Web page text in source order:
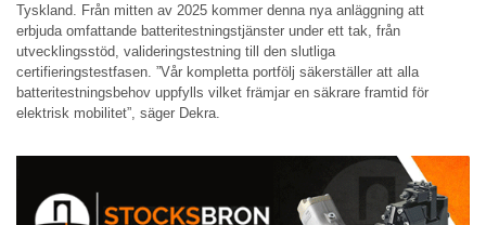
Tyskland. Från mitten av 2025 kommer denna nya anläggning att
erbjuda omfattande batteritestningstjänster under ett tak, från
utvecklingsstöd, valideringstestning till den slutliga
certifieringstestfasen. ”Vår kompletta portfölj säkerställer att alla
batteritestningsbehov uppfylls vilket främjar en säkrare framtid för
elektrisk mobilitet”, säger Dekra.